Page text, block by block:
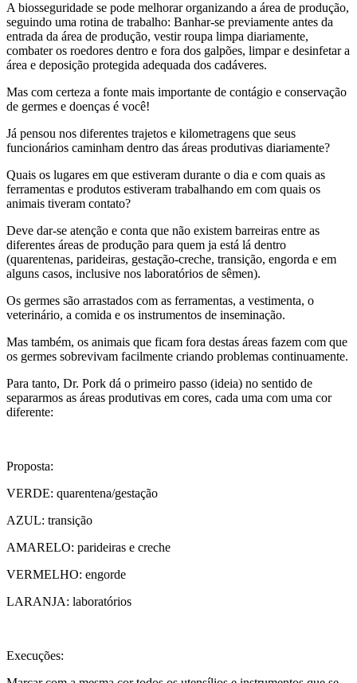
A biosseguridade se pode melhorar organizando a área de produção,
seguindo uma rotina de trabalho: Banhar-se previamente antes da
entrada da área de produção, vestir roupa limpa diariamente,
combater os roedores dentro e fora dos galpões, limpar e desinfetar a
área e deposição protegida adequada dos cadáveres.
Mas com certeza a fonte mais importante de contágio e conservação
de germes e doenças é você!
Já pensou nos diferentes trajetos e kilometragens que seus
funcionários caminham dentro das áreas produtivas diariamente?
Quais os lugares em que estiveram durante o dia e com quais as
ferramentas e produtos estiveram trabalhando em com quais os
animais tiveram contato?
Deve dar-se atenção e conta que não existem barreiras entre as
diferentes áreas de produção para quem ja está lá dentro
(quarentenas, parideiras, gestação-creche, transição, engorda e em
alguns casos, inclusive nos laboratórios de sêmen).
Os germes são arrastados com as ferramentas, a vestimenta, o
veterinário, a comida e os instrumentos de inseminação.
Mas também, os animais que ficam fora destas áreas fazem com que
os germes sobrevivam facilmente criando problemas continuamente.
Para tanto, Dr. Pork dá o primeiro passo (ideia) no sentido de
separarmos as áreas produtivas em cores, cada uma com uma cor
diferente:
Proposta:
VERDE: quarentena/gestação
AZUL: transição
AMARELO: parideiras e creche
VERMELHO: engorde
LARANJA: laboratórios
Execuções: